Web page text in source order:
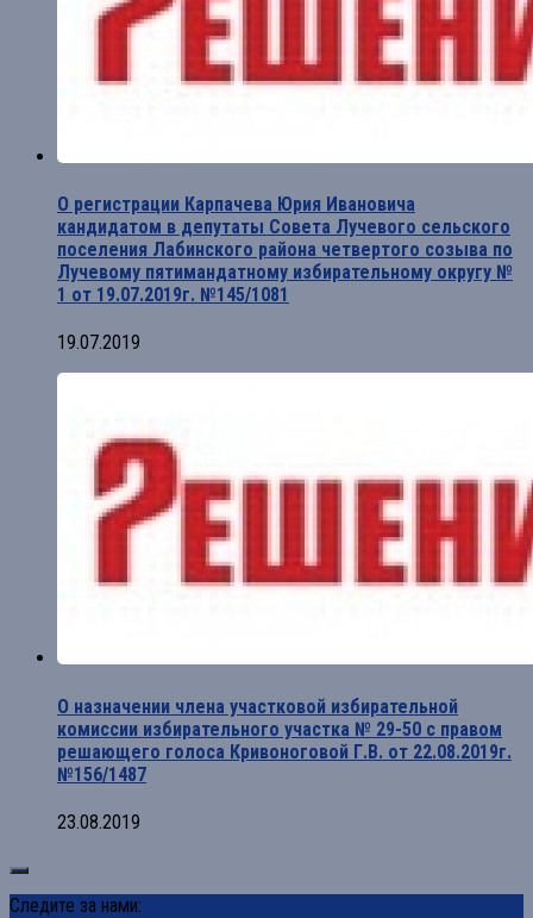
О регистрации Карпачева Юрия Ивановича
кандидатом в депутаты Совета Лучевого сельского
поселения Лабинского района четвертого созыва по
Лучевому пятимандатному избирательному округу №
1 от 19.07.2019г. №145/1081
19.07.2019
О назначении члена участковой избирательной
комиссии избирательного участка № 29-50 с правом
решающего голоса Кривоноговой Г.В. от 22.08.2019г.
№156/1487
23.08.2019
Следите за нами: